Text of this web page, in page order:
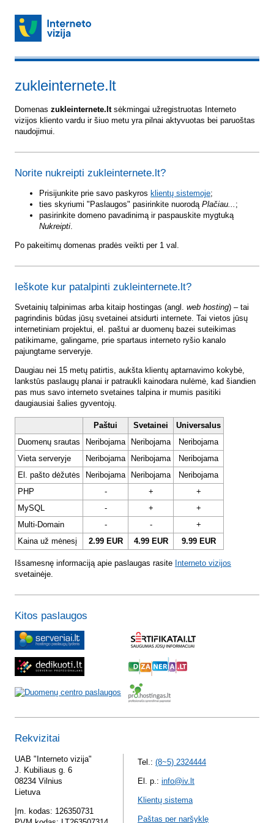
zukleinternete.lt
Domenas zukleinternete.ltsėkmingai užregistruotas Interneto
vizijos kliento vardu ir šiuo metu yra pilnai aktyvuotas bei paruoštas
naudojimui.
Norite nukreipti zukleinternete.lt?
Prisijunkite prie savo paskyros klientų sistemoje;
ties skyriumi "Paslaugos" pasirinkite nuorodą Plačiau... ;
pasirinkite domeno pavadinimą ir paspauskite mygtuką
Nukreipti.
Po pakeitimų domenas pradės veikti per 1 val.
Ieškote kur patalpinti zukleinternete.lt?
Svetainių talpinimas arba kitaip hostingas (angl. web hosting) – tai
pagrindinis būdas jūsų svetainei atsidurti internete. Tai vietos jūsų
internetiniam projektui, el. paštui ar duomenų bazei suteikimas
patikimame, galingame, prie spartaus interneto ryšio kanalo
pajungtame serveryje.
Daugiau nei 15 metų patirtis, aukšta klientų aptarnavimo kokybė,
lankstūs paslaugų planai ir patraukli kainodara nulėmė, kad šiandien
pas mus savo interneto svetaines talpina ir mumis pasitiki
daugiausiai šalies gyventojų.
Paštui Svetainei
Universalus
Duomenų srautas
Neribojama Neribojama
Neribojama
Vieta serveryje
Neribojama Neribojama
Neribojama
El. pašto dėžutės
Neribojama Neribojama
Neribojama
PHP
- +
+
MySQL
- +
+
Multi-Domain
- -
+
Kaina už mėnesį
2.99 EUR 4.99 EUR 9.99 EUR
Išsamesnę informaciją apie paslaugas rasite Interneto vizijos
svetainėje.
Kitos paslaugos
Rekvizitai
UAB "Interneto vizija"
J. Kubiliaus g. 6
08234 Vilnius
Lietuva
Įm. kodas: 126350731
Tel.: (8~5) 2324444
El. p.: info@iv.lt
Klientų sistema
Paštas per naršyklę